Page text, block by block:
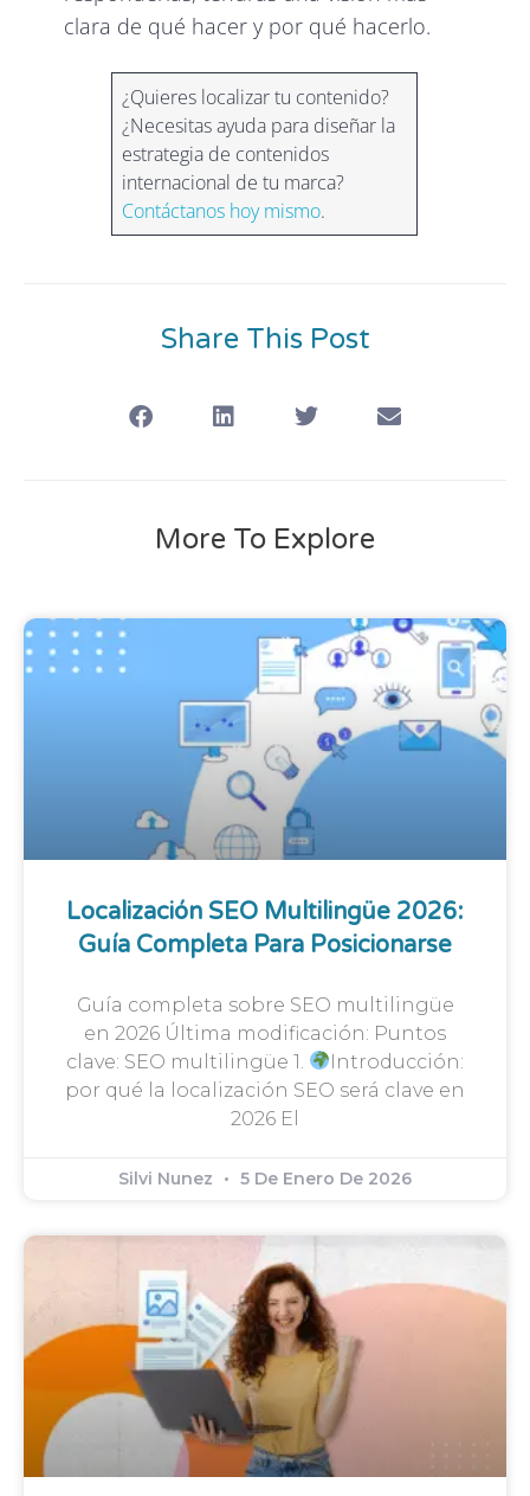
clara de qué hacer y por qué hacerlo.
¿Quieres localizar tu contenido?
¿Necesitas ayuda para diseñar la
estrategia de contenidos
internacional de tu marca?
Contáctanos hoy mismo.
Share This Post
More To Explore
Localización SEO Multilingüe 2026:
Guía Completa Para Posicionarse
Guía completa sobre SEO multilingüe
en 2026 Última modificación: Puntos
clave: SEO multilingüe 1.
Introducción:
por qué la localización SEO será clave en
2026 El
Silvi Nunez 5 De Enero De 2026